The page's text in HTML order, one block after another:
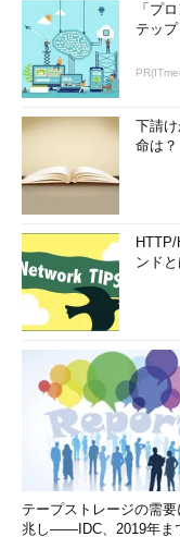
「プ
テップ
下請
命は
ンドと
テープストレージの需
兆し――IDC、2019年ま